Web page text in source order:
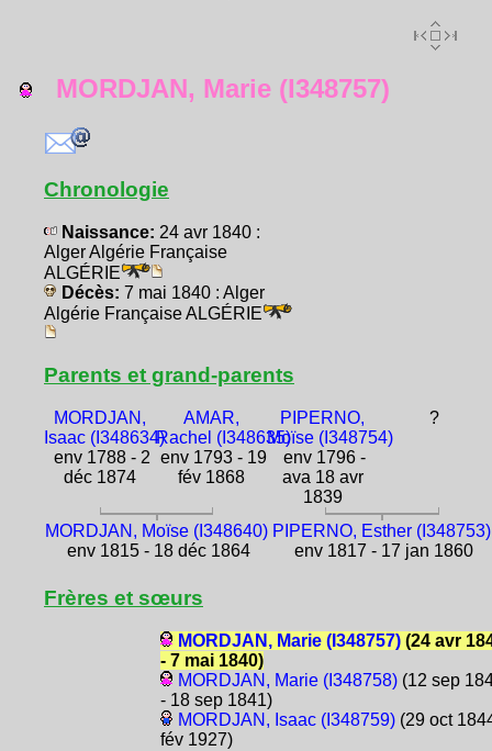
MORDJAN, Marie (I348757)
Chronologie
Naissance: 24 avr 1840 :
Alger Algérie Française
ALGÉRIE
Décès: 7 mai 1840 : Alger
Algérie Française ALGÉRIE
Parents et grand-parents
MORDJAN,
Isaac (I348634)
env 1788 - 2
déc 1874
AMAR,
Rachel (I348635)
env 1793 - 19
fév 1868
PIPERNO,
Moïse (I348754)
env 1796 -
ava 18 avr
1839
?
MORDJAN, Moïse (I348640)
env 1815 - 18 déc 1864
PIPERNO, Esther (I348753)
env 1817 - 17 jan 1860
Frères et sœurs
MORDJAN, Marie (I348757)(24 avr
- 7 mai 1840)
MORDJAN, Marie (I348758)(12 sep
- 18 sep 1841)
MORDJAN, Isaac (I348759)(29 oct
fév 1927)